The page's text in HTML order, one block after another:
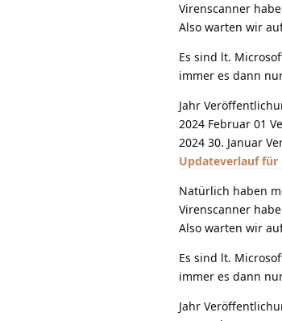
Virenscanner
Also warten wir
Es sind lt.
immer es dann
Jahr
2024 Februar 01
2024 30. Januar
Updateverlauf für
Natürlich haben
Virenscanner
Also warten wir
Es sind lt.
immer es dann
Jahr